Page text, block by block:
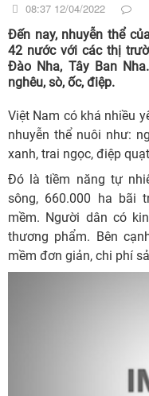
08:37 12/04/2022
Đến nay, nhuyễn thể
42 nước với các thị
Đào Nha, Tây Ban
nghêu, sò, ốc, điệp.
Việt Nam có khá nhiều
nhuyễn thể nuôi như:
xanh, trai ngọc, điệp
Đó là tiềm năng tự
sông, 660.000 ha bãi
mềm. Người dân có
thương phẩm. Bên
mềm đơn giản, chi phí